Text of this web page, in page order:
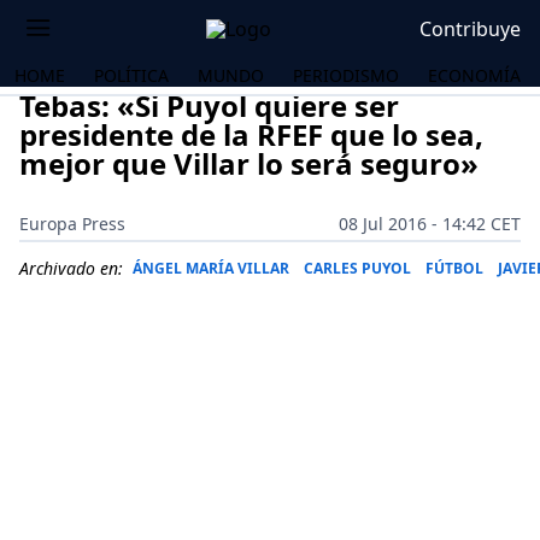
Contribuye
HOME POLÍTICA MUNDO PERIODISMO ECONOMÍA
Tebas: «Si Puyol quiere ser
presidente de la RFEF que lo sea,
mejor que Villar lo será seguro»
Europa Press
08 Jul 2016 - 14:42 CET
Archivado en: ÁNGEL MARÍA VILLAR CARLES PUYOL FÚTBOL